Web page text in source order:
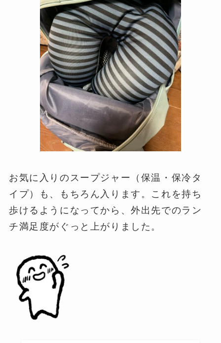
お気に入りのスープジャー（保温・保冷タ
イプ）も、もちろん入ります。これを持ち
歩けるようになってから、外出先でのラン
チ満足度がぐっと上がりました。